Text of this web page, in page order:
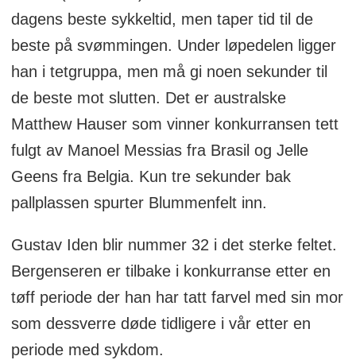
dagens beste sykkeltid, men taper tid til de
beste på svømmingen. Under løpedelen ligger
han i tetgruppa, men må gi noen sekunder til
de beste mot slutten. Det er australske
Matthew Hauser som vinner konkurransen tett
fulgt av Manoel Messias fra Brasil og Jelle
Geens fra Belgia. Kun tre sekunder bak
pallplassen spurter Blummenfelt inn.
Gustav Iden blir nummer 32 i det sterke feltet.
Bergenseren er tilbake i konkurranse etter en
tøff periode der han har tatt farvel med sin mor
som dessverre døde tidligere i vår etter en
periode med sykdom.